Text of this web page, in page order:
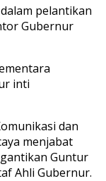
pelantikan
Gubernur
inti
dan
menjabat
Guntur
Ahli Gubernur.